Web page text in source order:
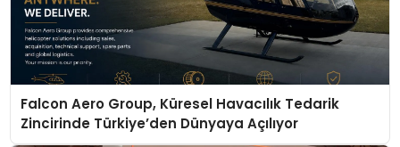
Falcon Aero Group, Küresel Havacılık Tedarik
Zincirinde Türkiye’den Dünyaya Açılıyor